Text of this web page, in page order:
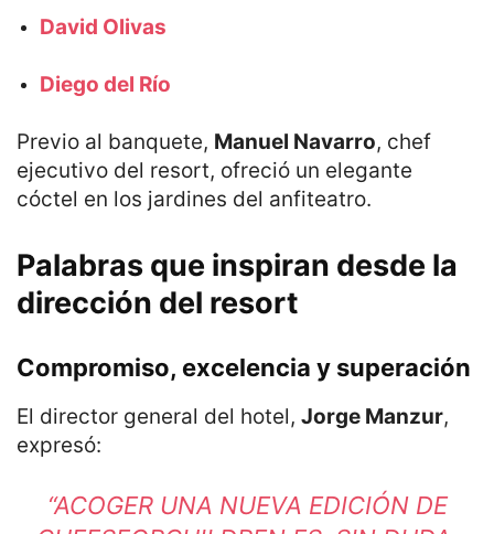
David Olivas
Diego del Río
Previo al banquete, Manuel Navarro, chef
ejecutivo del resort, ofreció un elegante
cóctel en los jardines del anfiteatro.
Palabras que inspiran desde la
dirección del resort
Compromiso, excelencia y superación
El director general del hotel, Jorge Manzur,
expresó:
“ACOGER UNA NUEVA EDICIÓN DE